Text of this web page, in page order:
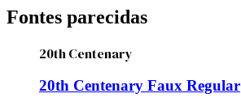
Fontes parecidas
20th Centenary
20th Centenary Faux Regular